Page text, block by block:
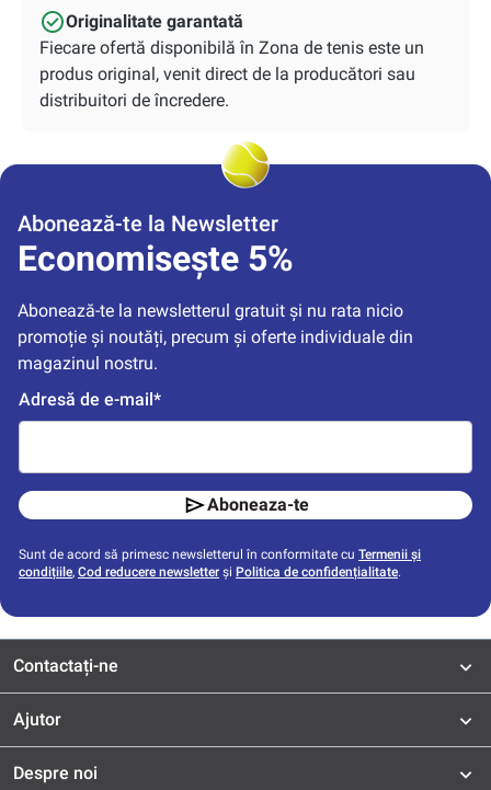
Originalitate garantată
Fiecare ofertă disponibilă în Zona de tenis este un
produs original, venit direct de la producători sau
distribuitori de încredere.
Abonează-te la Newsletter
Economisește 5%
Abonează-te la newsletterul gratuit și nu rata nicio
promoție și noutăți, precum și oferte individuale din
magazinul nostru.
Adresă de e-mail*
Aboneaza-te
Sunt de acord să primesc newsletterul în conformitate cu Termenii și
condițiile, Cod reducere newsletter și Politica de confidențialitate.
Contactați-ne
Ajutor
Despre noi